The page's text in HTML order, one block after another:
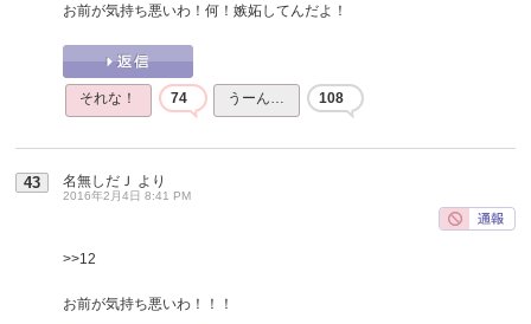
お前が気持ち悪いわ！何！嫉妬してんだよ！
それな！ 74 うーん… 108
43 名無しだＪ より
2016年2月4日 8:41 PM
>>12
お前が気持ち悪いわ！！！